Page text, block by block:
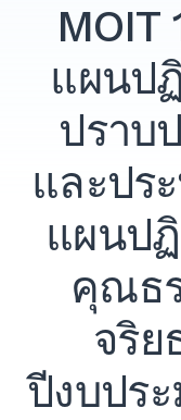
MOIT
แผนป
ปราบ
และปร
แผนป
คุณธ
จริย
ปีงบปร